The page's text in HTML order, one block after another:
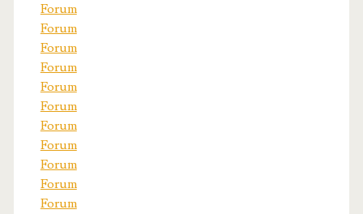
Forum
Forum
Forum
Forum
Forum
Forum
Forum
Forum
Forum
Forum
Forum